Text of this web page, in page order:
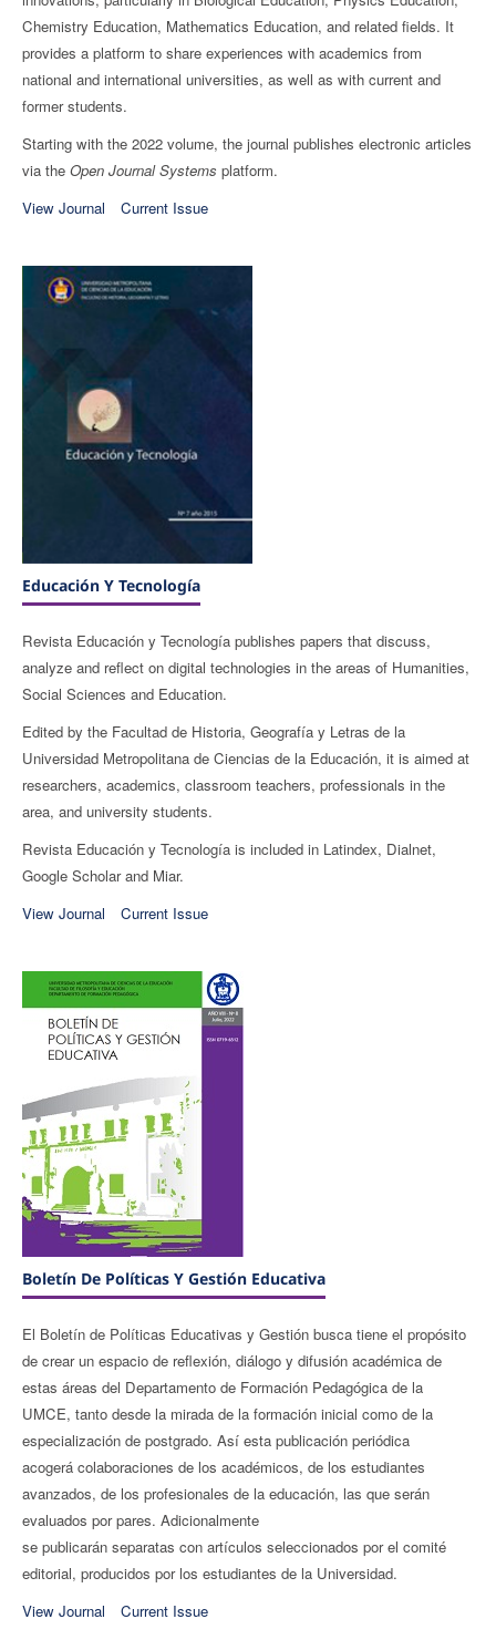
Chemistry Education, Mathematics Education, and related fields. It
provides a platform to share experiences with academics from
national and international universities, as well as with current and
former students.
Starting with the 2022 volume, the journal publishes electronic articles
via the Open Journal Systems platform.
View Journal
Current Issue
Educación Y Tecnologí­a
Revista Educación y Tecnología publishes papers that discuss,
analyze and reflect on digital technologies in the areas of Humanities,
Social Sciences and Education.
Edited by the Facultad de Historia, Geografía y Letras de la
Universidad Metropolitana de Ciencias de la Educación, it is aimed at
researchers, academics, classroom teachers, professionals in the
area, and university students.
Revista Educación y Tecnología is included in Latindex, Dialnet,
Google Scholar and Miar.
View Journal
Current Issue
Boletín De Políticas Y Gestión Educativa
El Boletín de Políticas Educativas y Gestión busca tiene el propósito
de crear un espacio de reflexión, diálogo y difusión académica de
estas áreas del Departamento de Formación Pedagógica de la
UMCE, tanto desde la mirada de la formación inicial como de la
especialización de postgrado. Así esta publicación periódica
acogerá colaboraciones de los académicos, de los estudiantes
avanzados, de los profesionales de la educación, las que serán
evaluados por pares. Adicionalmente
se publicarán separatas con artículos seleccionados por el comité
editorial, producidos por los estudiantes de la Universidad.
View Journal
Current Issue